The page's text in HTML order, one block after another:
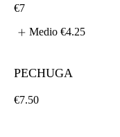
€7
Medio €4.25
PECHUGA
€7.50